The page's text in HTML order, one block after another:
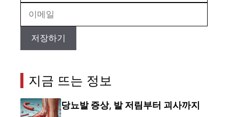
지금 뜨는 정보
당뇨발 증상, 발 저림부터 괴사까지